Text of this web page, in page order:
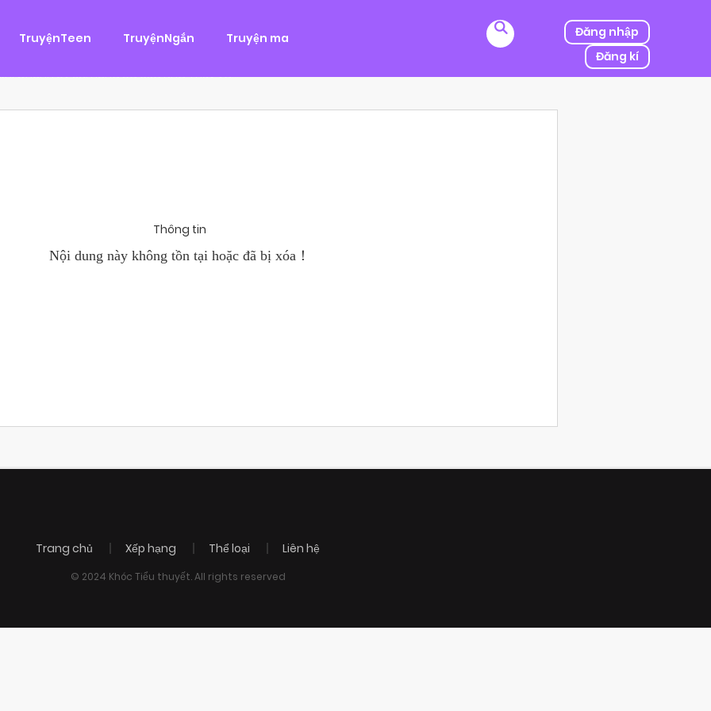
TruyệnTeen TruyệnNgắn Truyện ma
Đăng nhập
Đăng kí
Tình Cảm
Hùng, một tên cướp biển chân chính. Cho đến một ngày, cô bị kẻ thù của ba mình bắt cóc, người được mệnh danh
Chánh Uy săn lùng ba của Nhã Thụy và...
Thông tin
Nội dung này không tồn tại hoặc đã bị xóa！
Trang chủ Xếp hạng Thể loại Liên hệ
© 2024 Khóc Tiểu thuyết. All rights reserved